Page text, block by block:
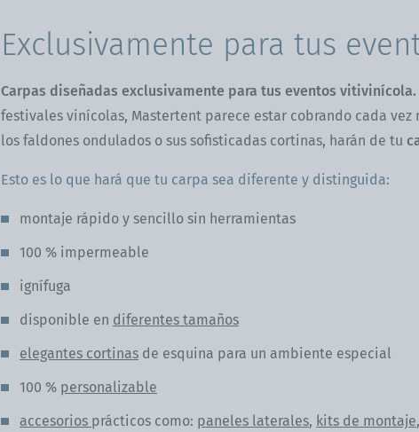
Exclusivamente para tus
Carpas diseñadas exclusivamente para tus eventos vitivinícola.
festivales vinícolas, Mastertent parece estar cobrando cada vez
los faldones ondulados o sus sofisticadas cortinas, harán de tu
Esto es lo que hará que tu carpa sea diferente y distinguida:
montaje rápido y sencillo sin herramientas
100 % impermeable
ignífuga
disponible en diferentes tamaños
elegantes cortinas de esquina para un ambiente especial
100 % personalizable
accesorios prácticos como: paneles laterales, kits de montaje